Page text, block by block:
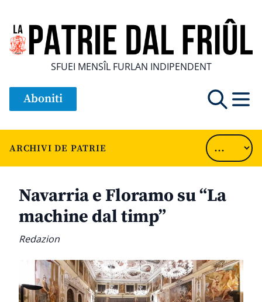
SFUEI MENSÎL FURLAN INDIPENDENT
Aboniti
ARCHIVI DE PATRIE
Navarria e Floramo su “La
machine dal timp”
Redazion